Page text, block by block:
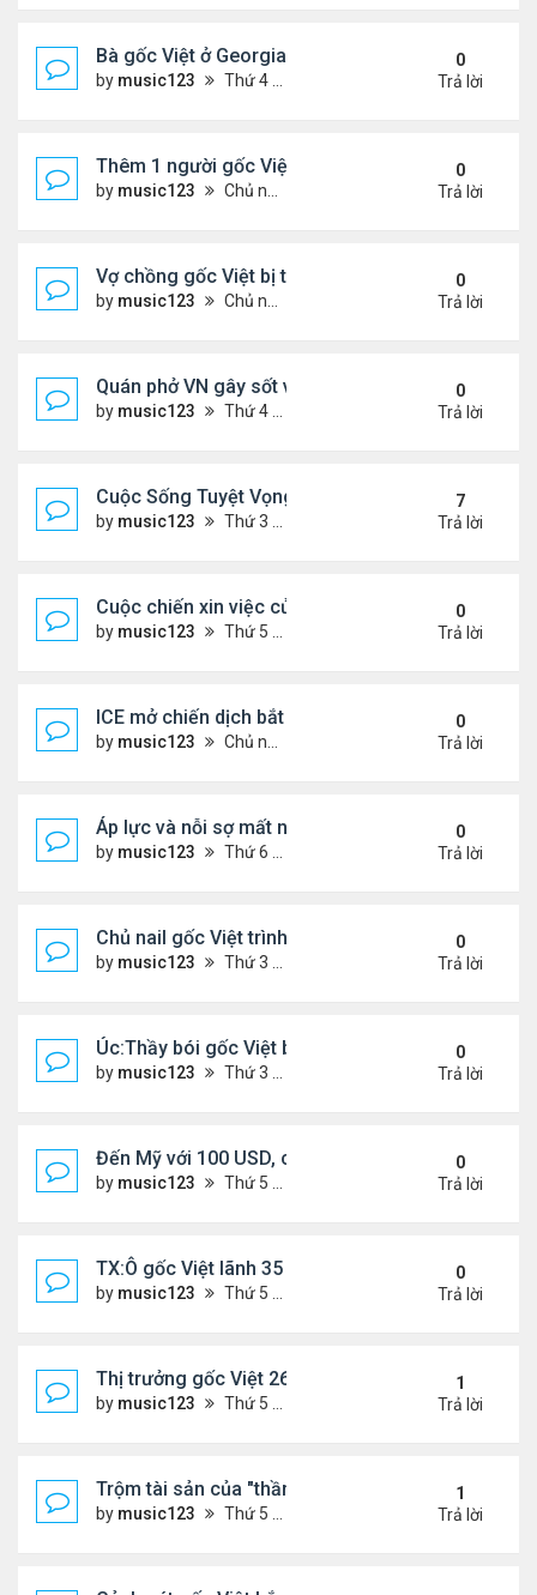
Bà gốc Việt ở Georgia bị bắt vì nhốt trẻ em trong
by music123 Thứ 4 Tháng 12 24, 2025 6:52 pm
0
Trả lời
Thêm 1 người gốc Việt được Đức Giáo Hoàng...
by music123 Chủ nhật Tháng 12 21, 2025 5:03 pm
0
Trả lời
Vợ chồng gốc Việt bị truy tố khai man $127 triệu...
by music123 Chủ nhật Tháng 12 21, 2025 4:55 pm
0
Trả lời
Quán phở VN gây sốt vì chế biến thịt không đảm
by music123 Thứ 4 Tháng 12 17, 2025 6:13 pm
0
Trả lời
Cuộc Sống Tuyệt Vọng Của Người Việt Vượt Biên
by music123 Thứ 3 Tháng 11 25, 2025 2:44 pm
7
Trả lời
Cuộc chiến xin việc của du học sinh Việt ở Mỹ
by music123 Thứ 5 Tháng 12 11, 2025 6:32 pm
0
Trả lời
ICE mở chiến dịch bắt giữ.. người Việt
by music123 Chủ nhật Tháng 12 07, 2025 5:50 pm
0
Trả lời
Áp lực và nỗi sợ mất nhà của người cao niên gốc
by music123 Thứ 6 Tháng 12 05, 2025 7:33 pm
0
Trả lời
Chủ nail gốc Việt trình diện ICE, và bị trục xuất
by music123 Thứ 3 Tháng 11 18, 2025 5:25 pm
0
Trả lời
Úc:Thầy bói gốc Việt bị bắt vì lừa đảo 70 triệu USD
by music123 Thứ 3 Tháng 11 18, 2025 5:18 pm
0
Trả lời
Đến Mỹ với 100 USD, cô gái Việt sở hữu 3 nhà
by music123 Thứ 5 Tháng 11 13, 2025 2:48 pm
0
Trả lời
TX:Ô gốc Việt lãnh 35 năm tù vì xâm hại tình dục
by music123 Thứ 5 Tháng 11 13, 2025 2:41 pm
0
Trả lời
Thị trưởng gốc Việt 26t bị truy tố
by music123 Thứ 5 Tháng 11 13, 2025 2:34 pm
1
Trả lời
Trộm tài sản của "thần bài" gốc Việt,lĩnh 13 năm tù
by music123 Thứ 5 Tháng 11 13, 2025 2:25 pm
1
Trả lời